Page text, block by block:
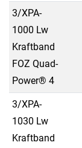
3/XPA-
1000 Lw
Kraftband
FOZ Quad-
Power® 4
3/XPA-
1030 Lw
Kraftband